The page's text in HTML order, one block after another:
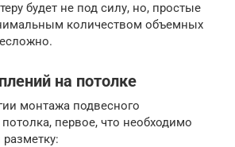
будет не под силу, но, простые
количеством объемных
на потолке
монтажа подвесного
первое, что необходимо